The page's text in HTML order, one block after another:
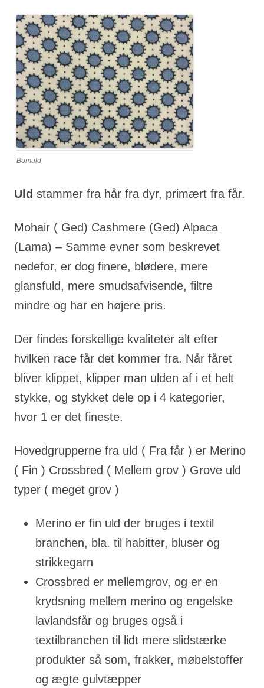
Bomuld
Uld stammer fra hår fra dyr, primært fra får.
Mohair ( Ged) Cashmere (Ged) Alpaca
(Lama) – Samme evner som beskrevet
nedefor, er dog finere, blødere, mere
glansfuld, mere smudsafvisende, filtre
mindre og har en højere pris.
Der findes forskellige kvaliteter alt efter
hvilken race får det kommer fra. Når fåret
bliver klippet, klipper man ulden af i et helt
stykke, og stykket dele op i 4 kategorier,
hvor 1 er det fineste.
Hovedgrupperne fra uld ( Fra får ) er Merino
( Fin ) Crossbred ( Mellem grov ) Grove uld
typer ( meget grov )
Merino er fin uld der bruges i textil
branchen, bla. til habitter, bluser og
strikkegarn
Crossbred er mellemgrov, og er en
krydsning mellem merino og engelske
lavlandsfår og bruges også i
textilbranchen til lidt mere slidstærke
produkter så som, frakker, møbelstoffer
og ægte gulvtæpper